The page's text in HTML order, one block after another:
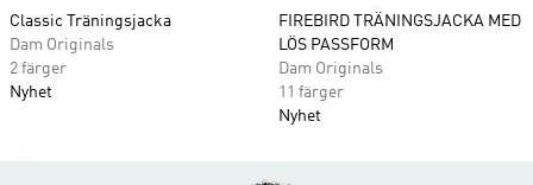
Classic Träningsjacka
Dam Originals
2 färger
Nyhet
FIREBIRD TRÄNINGSJACKA MED
LÖS PASSFORM
Dam Originals
11 färger
Nyhet